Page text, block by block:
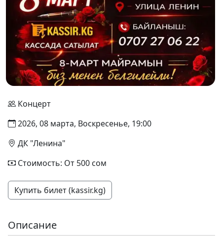
Концерт
2026, 08 марта, Воскресенье, 19:00
ДК "Ленина"
Стоимость: От 500 сом
Купить билет (kassir.kg)
Описание